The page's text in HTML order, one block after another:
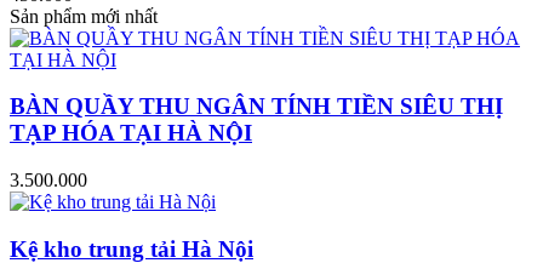
Sản phẩm mới nhất
BÀN QUẦY THU NGÂN TÍNH TIỀN SIÊU THỊ
TẠP HÓA TẠI HÀ NỘI
3.500.000
Kệ kho trung tải Hà Nội